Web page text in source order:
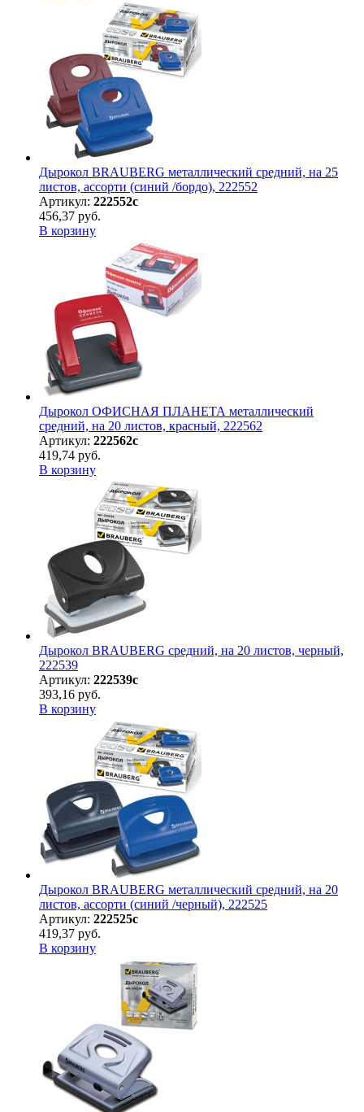
Дырокол BRAUBERG металлический средний, на 25
листов, ассорти (синий /бордо), 222552
Артикул: 222552с
456,37 руб.
В корзину
Дырокол ОФИСНАЯ ПЛАНЕТА металлический
средний, на 20 листов, красный, 222562
Артикул: 222562с
419,74 руб.
В корзину
Дырокол BRAUBERG средний, на 20 листов, черный,
222539
Артикул: 222539с
393,16 руб.
В корзину
Дырокол BRAUBERG металлический средний, на 20
листов, ассорти (синий /черный), 222525
Артикул: 222525с
419,37 руб.
В корзину